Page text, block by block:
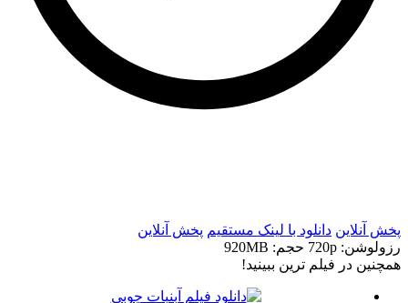
پخش آنلاین دانلود با لينک مستقيم پخش آنلاین
رزولوشن: 720p
حجم: 920MB
همچنين در فيلم ترين ببينيد!